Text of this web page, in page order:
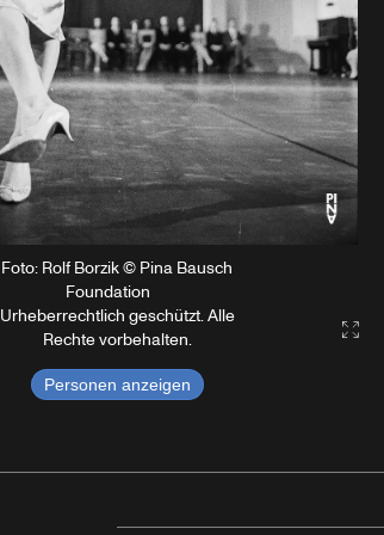
Foto: Rolf Borzik © Pina Bausch
Foundation
Urheberrechtlich geschützt. Alle
Rechte vorbehalten.
Personen anzeigen